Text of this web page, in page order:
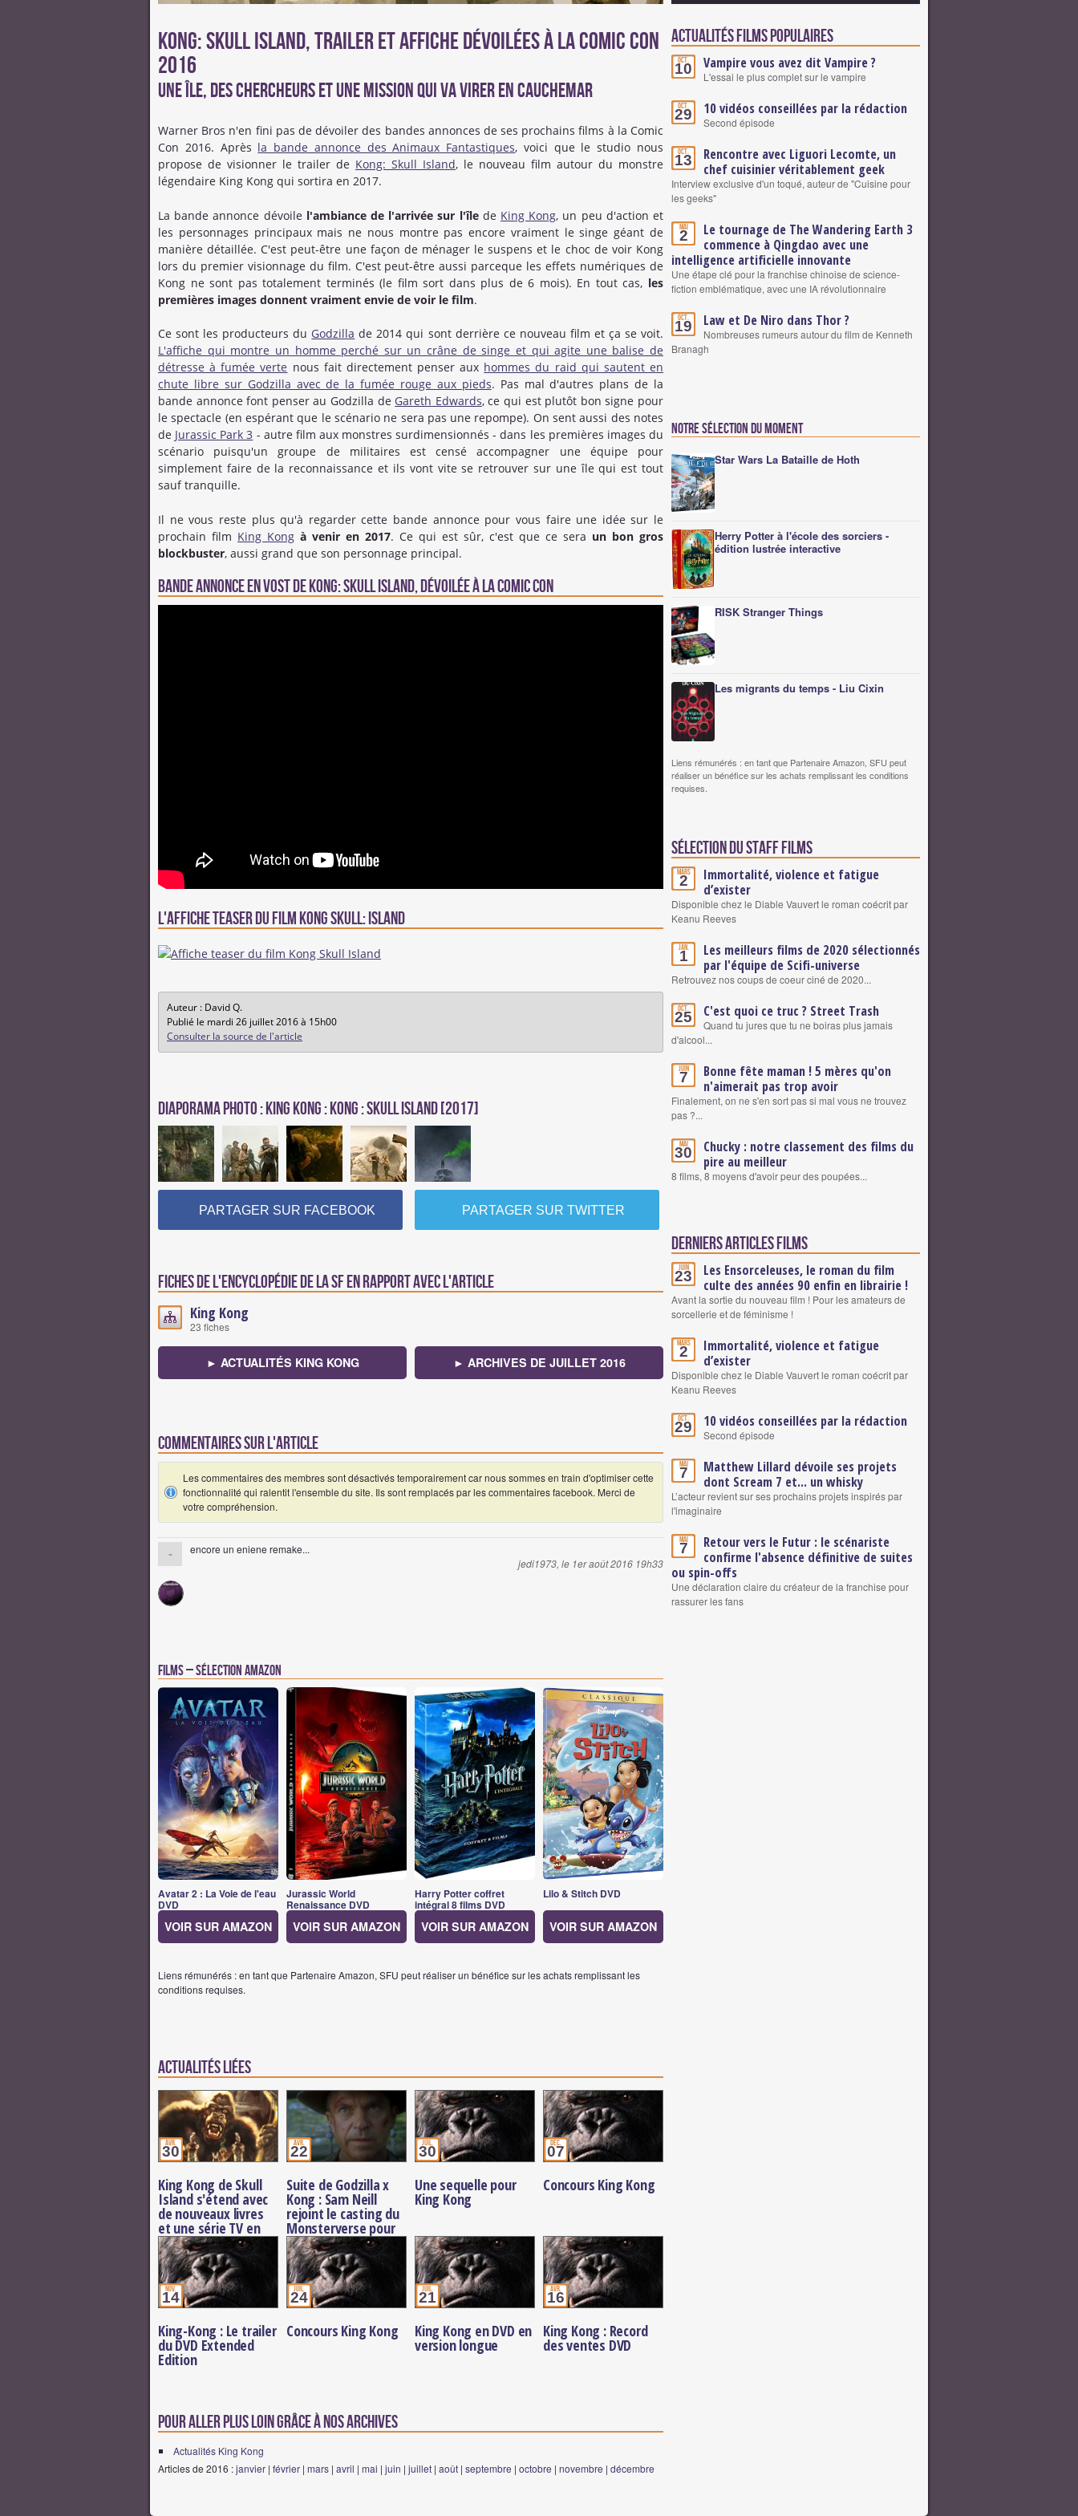
Kong: Skull Island, Trailer et affiche dévoilées à la Comic Con
2016
Une île, des chercheurs et une mission qui va virer en cauchemar
Warner Bros n'en fini pas de dévoiler des bandes annonces de ses prochains films à la Comic
Con 2016. Après la bande annonce des Animaux Fantastiques, voici que le studio nous
propose de visionner le trailer de Kong: Skull Island, le nouveau film autour du monstre
légendaire King Kong qui sortira en 2017.
La bande annonce dévoile l'ambiance de l'arrivée sur l'îlede King Kong, un peu d'action et
les personnages principaux mais ne nous montre pas encore vraiment le singe géant de
manière détaillée. C'est peut-être une façon de ménager le suspens et le choc de voir Kong
lors du premier visionnage du film. C'est peut-être aussi parceque les effets numériques de
Kong ne sont pas totalement terminés (le film sort dans plus de 6 mois). En tout cas, les
premières images donnent vraiment envie de voir le film.
Ce sont les producteurs du Godzilla de 2014 qui sont derrière ce nouveau film et ça se voit.
L'affiche qui montre un homme perché sur un crâne de singe et qui agite une balise de
détresse à fumée verte nous fait directement penser aux hommes du raid qui sautent en
chute libre sur Godzilla avec de la fumée rouge aux pieds. Pas mal d'autres plans de la
bande annonce font penser au Godzilla de Gareth Edwards, ce qui est plutôt bon signe pour
le spectacle (en espérant que le scénario ne sera pas une repompe). On sent aussi des notes
de Jurassic Park 3 - autre film aux monstres surdimensionnés - dans les premières images du
scénario puisqu'un groupe de militaires est censé accompagner une équipe pour
simplement faire de la reconnaissance et ils vont vite se retrouver sur une île qui est tout
sauf tranquille.
Il ne vous reste plus qu'à regarder cette bande annonce pour vous faire une idée sur le
prochain film King Kong à venir en 2017. Ce qui est sûr, c'est que ce sera un bon gros
blockbuster, aussi grand que son personnage principal.
Bande annonce en VOST de Kong: Skull Island, dévoilée à la Comic Con
L'affiche teaser du film Kong Skull: Island
Auteur : David Q.
Publié le mardi 26 juillet 2016 à 15h00
Consulter la source de l'article
Diaporama photo : King Kong : Kong : Skull Island [2017]
PARTAGER SUR FACEBOOK PARTAGER SUR TWITTER
Fiches de l'encyclopédie de la SF en rapport avec l'article
King Kong
23 fiches
► ACTUALITÉS KING KONG ► ARCHIVES DE JUILLET 2016
Commentaires sur l'article
Les commentaires des membres sont désactivés temporairement car nous sommes en train d'optimiser cette
fonctionnalité qui ralentit l'ensemble du site. Ils sont remplacés par les commentaires facebook. Merci de
votre compréhension.
-
encore un eniene remake...
jedi1973, le 1er août 2016 19h33
Films – Sélection Amazon
Avatar 2 : La Voie de l'eau
DVD
VOIR SUR AMAZON
Jurassic World
Renaissance DVD
VOIR SUR AMAZON
Harry Potter coffret
intégral 8 films DVD
VOIR SUR AMAZON
Lilo & Stitch DVD
VOIR SUR AMAZON
Liens rémunérés : en tant que Partenaire Amazon, SFU peut réaliser un bénéfice sur les achats remplissant les
conditions requises.
Actualités Liées
avr.
30
King Kong de Skull
Island s'étend avec
de nouveaux livres
et une série TV en
préparation
avr.
22
Suite de Godzilla x
Kong : Sam Neill
rejoint le casting du
Monsterverse pour
affronter les Titans
juil.
30
Une sequelle pour
King Kong
déc.
07
Concours King Kong
nov.
14
King-Kong : Le trailer
du DVD Extended
Edition
juil.
24
Concours King Kong
juil.
21
King Kong en DVD en
version longue
avr.
16
King Kong : Record
des ventes DVD
Pour aller plus loin grâce à nos archives
Actualités King Kong
Articles de 2016 :janvier | février | mars | avril | mai | juin | juillet | août | septembre | octobre | novembre | décembre
Actualités Films populaires
Oct.
10 Vampire vous avez dit Vampire ?
L'essai le plus complet sur le vampire
Oct.
29 10 vidéos conseillées par la rédaction
Second épisode
Oct.
13
Rencontre avec Liguori Lecomte, un
chef cuisinier véritablement geek
Interview exclusive d'un toqué, auteur de "Cuisine pour
les geeks"
Mai
2
Le tournage de The Wandering Earth 3
commence à Qingdao avec une
intelligence artificielle innovante
Une étape clé pour la franchise chinoise de science-
fiction emblématique, avec une IA révolutionnaire
Oct.
19 Law et De Niro dans Thor ?
Nombreuses rumeurs autour du film de Kenneth
Branagh
Notre sélection du moment
Star Wars La Bataille de Hoth
Herry Potter à l'école des sorciers -
édition lustrée interactive
RISK Stranger Things
Les migrants du temps - Liu Cixin
Liens rémunérés : en tant que Partenaire Amazon, SFU peut
réaliser un bénéfice sur les achats remplissant les conditions
requises.
Sélection du staff Films
Mars
2
Immortalité, violence et fatigue
d’exister
Disponible chez le Diable Vauvert le roman coécrit par
Keanu Reeves
Jan.
1
Les meilleurs films de 2020 sélectionnés
par l'équipe de Scifi-universe
Retrouvez nos coups de coeur ciné de 2020...
Oct.
25 C'est quoi ce truc ? Street Trash
Quand tu jures que tu ne boiras plus jamais
d'alcool...
Juin
7
Bonne fête maman ! 5 mères qu'on
n'aimerait pas trop avoir
Finalement, on ne s'en sort pas si mal vous ne trouvez
pas ?...
Mai
30
Chucky : notre classement des films du
pire au meilleur
8 films, 8 moyens d'avoir peur des poupées...
Derniers articles Films
Juin
23
Les Ensorceleuses, le roman du film
culte des années 90 enfin en librairie !
Avant la sortie du nouveau film ! Pour les amateurs de
sorcellerie et de féminisme !
Mars
2
Immortalité, violence et fatigue
d’exister
Disponible chez le Diable Vauvert le roman coécrit par
Keanu Reeves
Oct.
29 10 vidéos conseillées par la rédaction
Second épisode
Mai
7
Matthew Lillard dévoile ses projets
dont Scream 7 et... un whisky
L’acteur revient sur ses prochains projets inspirés par
l'imaginaire
Mai
7
Retour vers le Futur : le scénariste
confirme l'absence définitive de suites
ou spin-offs
Une déclaration claire du créateur de la franchise pour
rassurer les fans